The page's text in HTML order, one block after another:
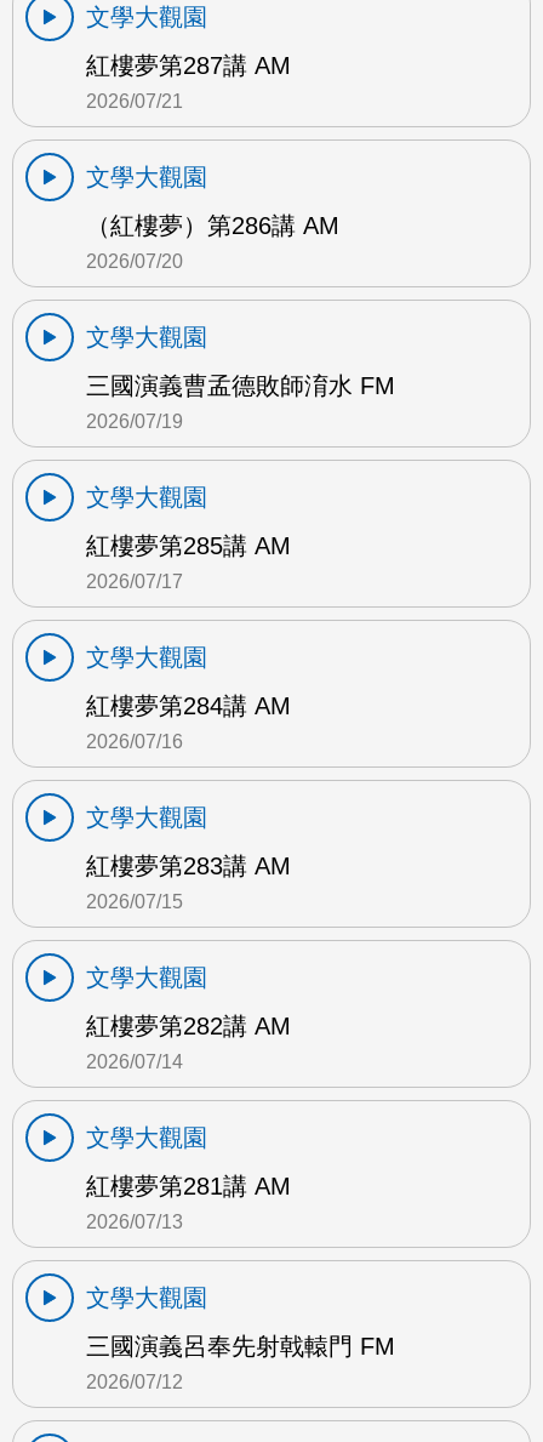
文學大觀園
紅樓夢第287講 AM
2026/07/21
文學大觀園
（紅樓夢）第286講 AM
2026/07/20
文學大觀園
三國演義曹孟德敗師淯水 FM
2026/07/19
文學大觀園
紅樓夢第285講 AM
2026/07/17
文學大觀園
紅樓夢第284講 AM
2026/07/16
文學大觀園
紅樓夢第283講 AM
2026/07/15
文學大觀園
紅樓夢第282講 AM
2026/07/14
文學大觀園
紅樓夢第281講 AM
2026/07/13
文學大觀園
三國演義呂奉先射戟轅門 FM
2026/07/12